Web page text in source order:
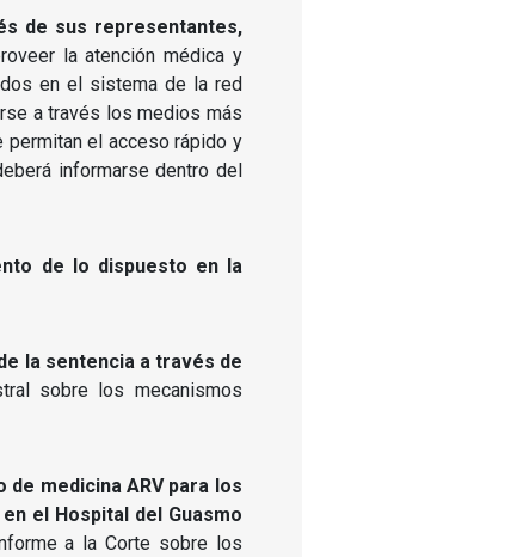
de sus representantes,
la atención médica y
en el sistema de la red
a través los medios más
el acceso rápido y
informarse dentro del
de lo dispuesto en la
la sentencia a través de
sobre los mecanismos
medicina ARV para los
el Hospital del Guasmo
a la Corte sobre los